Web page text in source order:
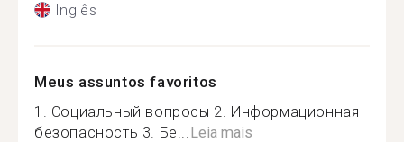
Inglês
Meus assuntos favoritos
1. Социальный вопросы 2. Информационная
безопасность 3. Бе... Leia mais